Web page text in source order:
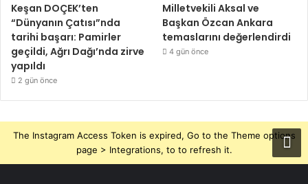
Keşan DOÇEK’ten
“Dünyanın Çatısı”nda
tarihi başarı: Pamirler
geçildi, Ağrı Dağı’nda zirve
yapıldı
2 gün önce
Milletvekili Aksal ve
Başkan Özcan Ankara
temaslarını değerlendirdi
4 gün önce
The Instagram Access Token is expired, Go to the Theme options
page > Integrations, to to refresh it.